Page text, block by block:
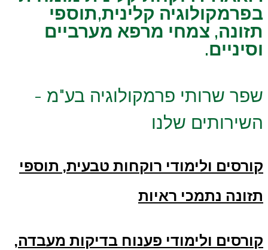
בפרמקולוגיה קלינית,תוספי
תזונה, צמחי מרפא מערביים
וסיניים.
שפר שרותי פרמקולוגיה בע"מ -
השירותים שלנו
קורסים ולימודי רוקחות טבעית, תוספי
תזונה נתמכי ראיות
קורסים ולימודי פענוח בדיקות מעבדה,